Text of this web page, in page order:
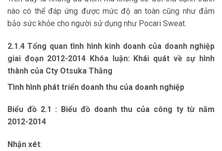
nào có thể đáp ứng được mức độ an toàn cũng như đảm
bảo sức khỏe cho người sử dụng như Pocari Sweat.
2.1.4 Tổng quan tình hình kinh doanh của doanh nghiệp
giai đoạn 2012-2014 Khóa luận: Khái quát về sự hình
thành của Cty Otsuka Thăng
Tình hình phát triển doanh thu của doanh nghiệp
Biểu đồ 2.1 : Biểu đồ doanh thu của công ty từ năm
2012-2014
Nhận xét: